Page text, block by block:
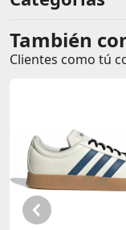
Comentarios de
Este
Sé el
También
Clientes como tú